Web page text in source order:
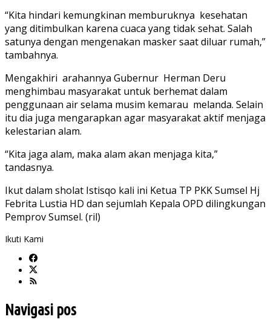
“Kita hindari kemungkinan memburuknya kesehatan
yang ditimbulkan karena cuaca yang tidak sehat. Salah
satunya dengan mengenakan masker saat diluar rumah,”
tambahnya.
Mengakhiri arahannya Gubernur Herman Deru
menghimbau masyarakat untuk berhemat dalam
penggunaan air selama musim kemarau melanda. Selain
itu dia juga mengarapkan agar masyarakat aktif menjaga
kelestarian alam.
“Kita jaga alam, maka alam akan menjaga kita,”
tandasnya.
Ikut dalam sholat Istisqo kali ini Ketua TP PKK Sumsel Hj
Febrita Lustia HD dan sejumlah Kepala OPD dilingkungan
Pemprov Sumsel. (ril)
Ikuti Kami
Navigasi pos